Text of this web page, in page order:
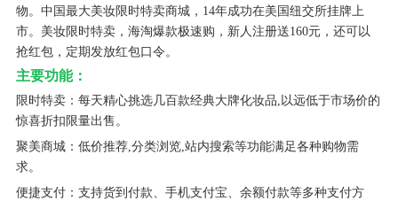
物。中国最大美妆限时特卖商城，14年成功在美国纽交所挂牌上
市。美妆限时特卖，海淘爆款极速购，新人注册送160元，还可以
抢红包，定期发放红包口令。
主要功能：
限时特卖：每天精心挑选几百款经典大牌化妆品,以远低于市场价的
惊喜折扣限量出售。
聚美商城：低价推荐,分类浏览,站内搜索等功能满足各种购物需
求。
便捷支付：支持货到付款、手机支付宝、余额付款等多种支付方